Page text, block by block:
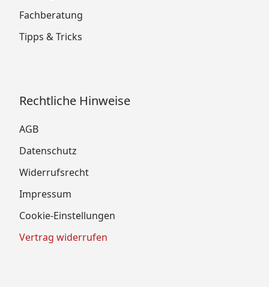
Fachberatung
Tipps & Tricks
Rechtliche Hinweise
AGB
Datenschutz
Widerrufsrecht
Impressum
Cookie-Einstellungen
Vertrag widerrufen